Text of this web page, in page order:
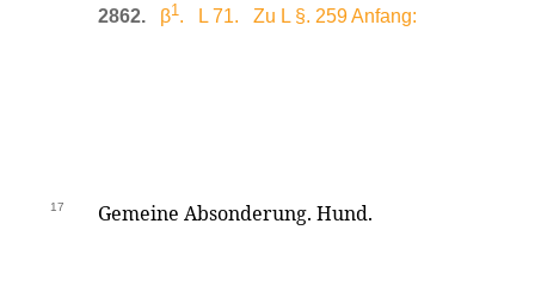
2862. β1. L 71. Zu L §. 259 Anfang:
17 Gemeine Absonderung. Hund.